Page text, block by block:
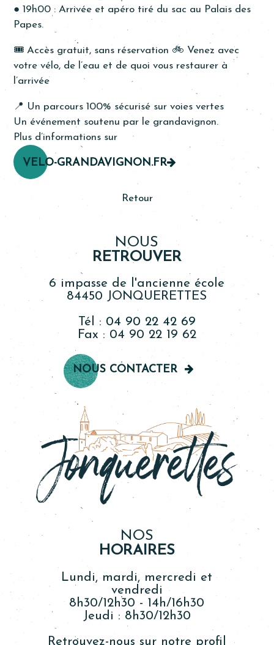
● 19h00 : Arrivée et apéro tiré du sac au Palais des
Papes.
🎟️ Accès gratuit, sans réservation 🚲 Venez avec
votre vélo, de l’eau et de quoi vous restaurer à
l’arrivée
📍 Un parcours 100% sécurisé sur voies vertes
Un événement soutenu par le grandavignon.
Plus d’informations sur
VELO-GRANDAVIGNON.FR
Retour
NOUS
RETROUVER
6 impasse de l'ancienne école
84450 JONQUERETTES
Tél : 04 90 22 42 69
Fax : 04 90 22 19 62
NOUS CONTACTER
NOS
HORAIRES
Lundi, mardi, mercredi et
vendredi
8h30/12h30 - 14h/16h30
Jeudi : 8h30/12h30
Retrouvez-nous sur notre profil